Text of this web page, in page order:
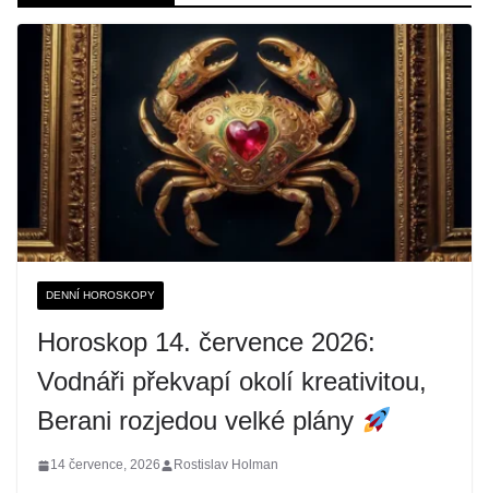
DENNÍ HOROSKOPY
Horoskop 14. července 2026:
Vodnáři překvapí okolí kreativitou,
Berani rozjedou velké plány
14 července, 2026 Rostislav Holman